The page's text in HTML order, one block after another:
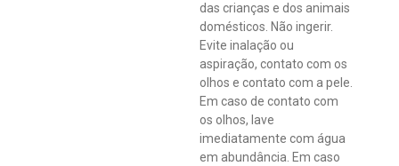
das crianças e dos animais
domésticos. Não ingerir.
Evite inalação ou
aspiração, contato com os
olhos e contato com a pele.
Em caso de contato com
os olhos, lave
imediatamente com água
em abundância. Em caso